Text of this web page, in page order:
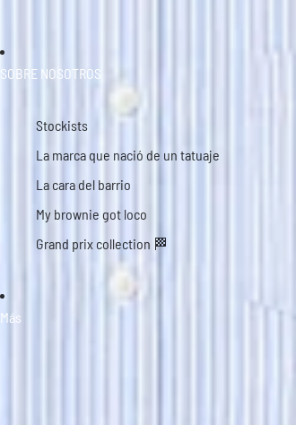
SOBRE NOSOTROS
Stockists
La marca que nació de un tatuaje
La cara del barrio
My brownie got loco
Grand prix collection 🏁
Más